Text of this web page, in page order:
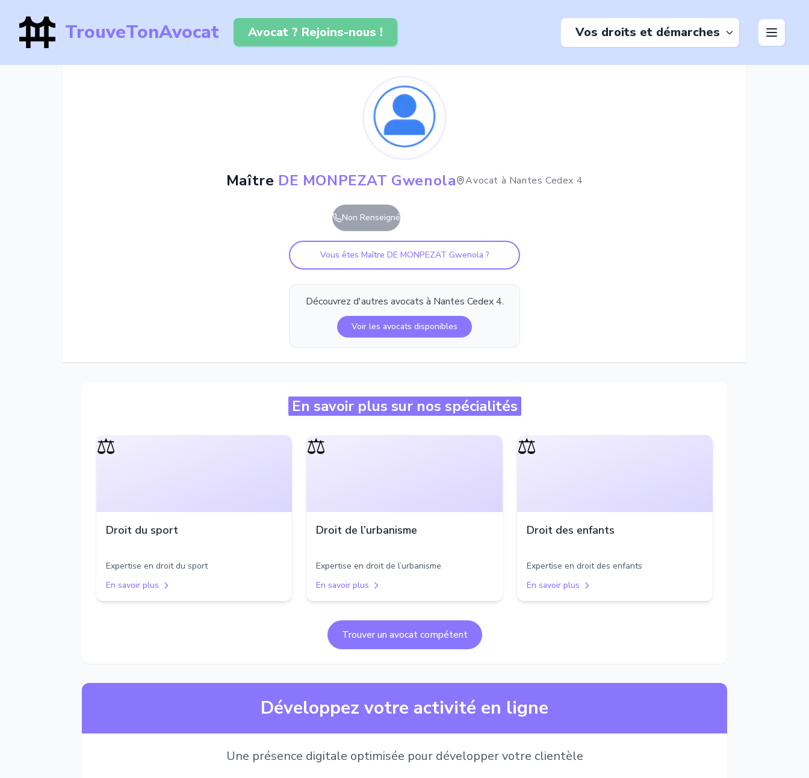
TrouveTonAvocat Avocat ? Rejoins-nous ! Vos droits et démarches
Maître DE MONPEZAT Gwenola Avocat à Nantes Cedex 4
Non Renseigné
Vous êtes Maître DE MONPEZAT Gwenola ?
Découvrez d'autres avocats à Nantes Cedex 4.
Voir les avocats disponibles
En savoir plus sur nos spécialités
⚖️
Droit du sport
Expertise en droit du sport
En savoir plus
⚖️
Droit de l’urbanisme
Expertise en droit de l’urbanisme
En savoir plus
⚖️
Droit des enfants
Expertise en droit des enfants
En savoir plus
Trouver un avocat compétent
Développez votre activité en ligne
Une présence digitale optimisée pour développer votre clientèle